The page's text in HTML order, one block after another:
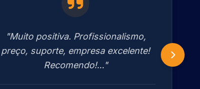
"Muito positiva. Profissionalismo,
preço, suporte, empresa excelente!
Recomendo!..."